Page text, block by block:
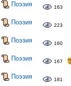
Поэзия 163
Поэзия 223
Поэзия 160
Поэзия 167
Поэзия 181